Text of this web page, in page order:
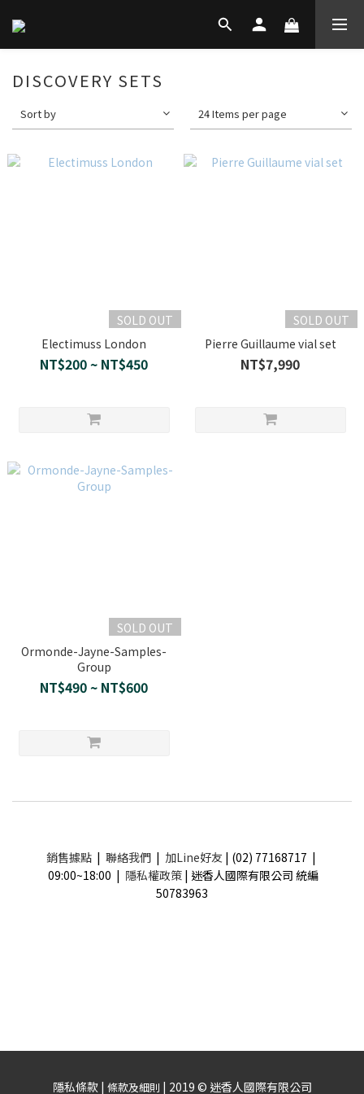
DISCOVERY SETS
Sort by 24 Items per page
SOLD OUT
Electimuss London
NT$200 ~ NT$450
SOLD OUT
Pierre Guillaume vial set
NT$7,990
SOLD OUT
Ormonde-Jayne-Samples-
Group
NT$490 ~ NT$600
銷售據點| 聯絡我們| 加Line好友 | (02) 77168717 |
09:00~18:00 | 隱私權政策 | 迷香人國際有限公司 統編
50783963
隱私條款 | 條款及細則 | 2019 © 迷香人國際有限公司